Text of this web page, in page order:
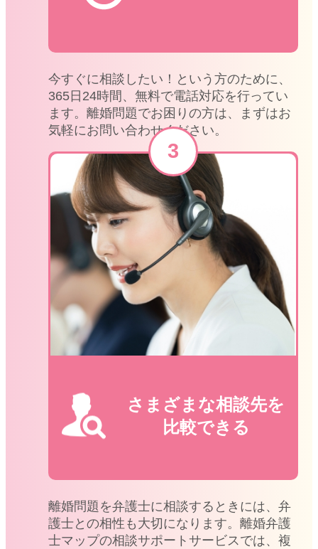
今すぐに相談したい！という方のために、
365日24時間、無料で電話対応を行ってい
ます。離婚問題でお困りの方は、まずはお
気軽にお問い合わせください。
さまざまな相談先を
比較できる
離婚問題を弁護士に相談するときには、弁
護士との相性も大切になります。離婚弁護
士マップの相談サポートサービスでは、複